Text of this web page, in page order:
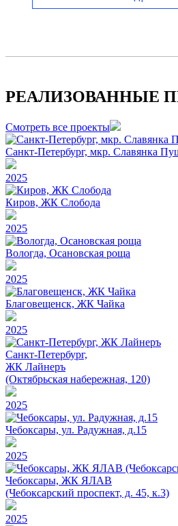
РЕАЛИЗОВАННЫЕ
Смотреть все проекты
Санкт-Петербург, мкр. Славянка
2025
Киров, ЖК Слобода
2025
Вологда, Осановская роща
2025
Благовещенск, ЖК Чайка
2025
Санкт-Петербург,
ЖК Лайнеръ
(Октябрьская набережная, 120)
2025
Чебоксары, ул. Радужная, д.15
2025
Чебоксары, ЖК ЯЛАВ
(Чебоксарский проспект, д. 45, к.3)
2025